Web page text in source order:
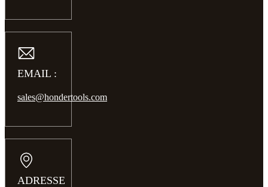
EMAIL :
sales@hondertools.com
ADRESSE